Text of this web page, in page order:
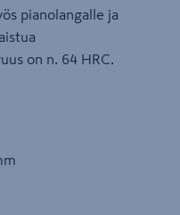
pianolangalle ja
on n. 64 HRC.